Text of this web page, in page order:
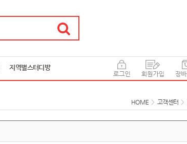
지역별스터디방
HOME > 고객센터 >